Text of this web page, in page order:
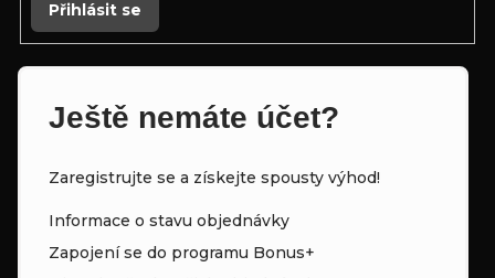
Přihlásit se
Ještě nemáte účet?
Zaregistrujte se a získejte spousty výhod!
Informace o stavu objednávky
Zapojení se do programu Bonus+